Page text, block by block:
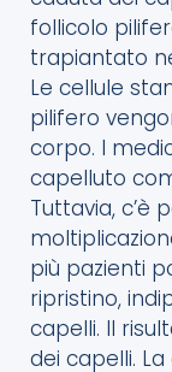
follicolo
trapiantato
Le cellule
pilifero
corpo. I
capelluto
Tuttavia, c’è
più pazienti
ripristino,
capelli. Il
dei capelli.